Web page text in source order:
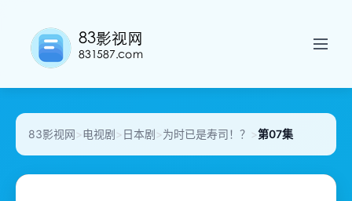
83影视网>电视剧> 日本剧>为时已是寿司！？ >第07集